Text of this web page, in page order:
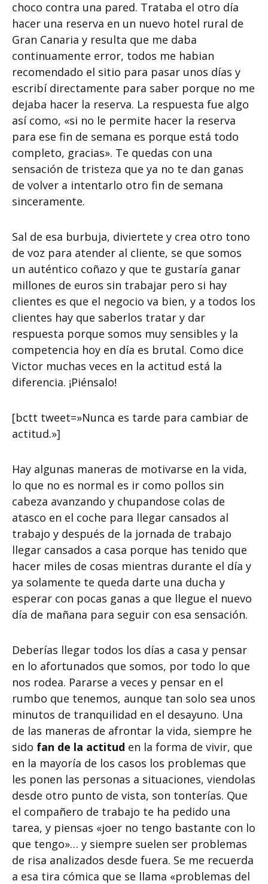
choco contra una pared. Trataba el otro día
hacer una reserva en un nuevo hotel rural de
Gran Canaria y resulta que me daba
continuamente error, todos me habian
recomendado el sitio para pasar unos días y
escribí directamente para saber porque no me
dejaba hacer la reserva. La respuesta fue algo
así como, «si no le permite hacer la reserva
para ese fin de semana es porque está todo
completo, gracias». Te quedas con una
sensación de tristeza que ya no te dan ganas
de volver a intentarlo otro fin de semana
sinceramente.
Sal de esa burbuja, diviertete y crea otro tono
de voz para atender al cliente, se que somos
un auténtico coñazo y que te gustaría ganar
millones de euros sin trabajar pero si hay
clientes es que el negocio va bien, y a todos los
clientes hay que saberlos tratar y dar
respuesta porque somos muy sensibles y la
competencia hoy en día es brutal. Como dice
Victor muchas veces en la actitud está la
diferencia. ¡Piénsalo!
[bctt tweet=»Nunca es tarde para cambiar de
actitud.»]
Hay algunas maneras de motivarse en la vida,
lo que no es normal es ir como pollos sin
cabeza avanzando y chupandose colas de
atasco en el coche para llegar cansados al
trabajo y después de la jornada de trabajo
llegar cansados a casa porque has tenido que
hacer miles de cosas mientras durante el día y
ya solamente te queda darte una ducha y
esperar con pocas ganas a que llegue el nuevo
día de mañana para seguir con esa sensación.
Deberías llegar todos los días a casa y pensar
en lo afortunados que somos, por todo lo que
nos rodea. Pararse a veces y pensar en el
rumbo que tenemos, aunque tan solo sea unos
minutos de tranquilidad en el desayuno. Una
de las maneras de afrontar la vida, siempre he
sido fan de la actitud en la forma de vivir, que
en la mayoría de los casos los problemas que
les ponen las personas a situaciones, viendolas
desde otro punto de vista, son tonterías. Que
el compañero de trabajo te ha pedido una
tarea, y piensas «joer no tengo bastante con lo
que tengo»… y siempre suelen ser problemas
de risa analizados desde fuera. Se me recuerda
a esa tira cómica que se llama «problemas del